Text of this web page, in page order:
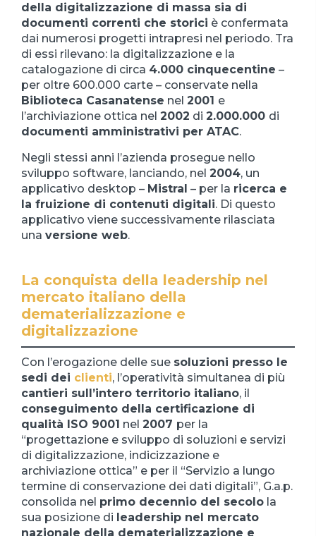
della digitalizzazione di massa sia di
documenti correnti che storici è confermata
dai numerosi progetti intrapresi nel periodo. Tra
di essi rilevano: la digitalizzazione e la
catalogazione di circa 4.000 cinquecentine –
per oltre 600.000 carte – conservate nella
Biblioteca Casanatense nel 2001 e
l’archiviazione ottica nel 2002 di 2.000.000 di
documenti amministrativi per ATAC.
Negli stessi anni l’azienda prosegue nello
sviluppo software, lanciando, nel 2004, un
applicativo desktop – Mistral – per la ricerca e
la fruizione di contenuti digitali. Di questo
applicativo viene successivamente rilasciata
una versione web.
La conquista della leadership nel
mercato italiano della
dematerializzazione e
digitalizzazione
Con l’erogazione delle sue soluzioni presso le
sedi dei clienti, l’operatività simultanea di più
cantieri sull’intero territorio italiano, il
conseguimento della certificazione di
qualità ISO 9001 nel 2007 per la
“progettazione e sviluppo di soluzioni e servizi
di digitalizzazione, indicizzazione e
archiviazione ottica” e per il “Servizio a lungo
termine di conservazione dei dati digitali”, G.a.p.
consolida nel primo decennio del secolo la
sua posizione di leadership nel mercato
nazionale della dematerializzazione e